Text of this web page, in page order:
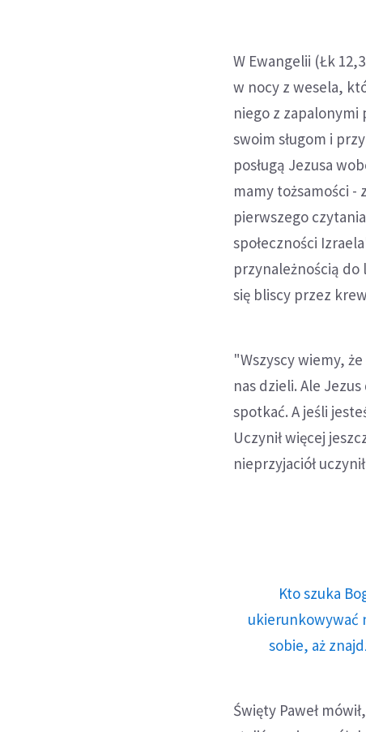
W Ewangelii (Łk
w nocy z wesela,
niego z zapalonymi
swoim sługom i
posługą Jezusa
mamy tożsamości -
pierwszego
społeczności
przynależnością
się bliscy przez
"Wszyscy wiemy,
nas dzieli. Ale
spotkać. A jeśli
Uczynił więcej
nieprzyjaciół
Kto szuka
ukierunkowywać
sobie, aż
Święty Paweł